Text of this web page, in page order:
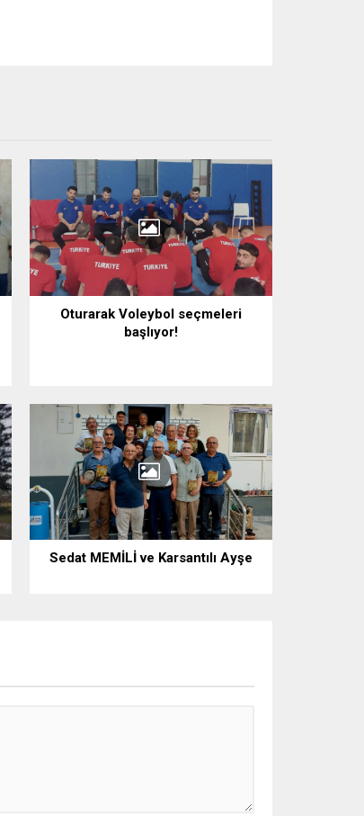
Oturarak Voleybol seçmeleri
başlıyor!
Sedat MEMİLİ ve Karsantılı Ayşe